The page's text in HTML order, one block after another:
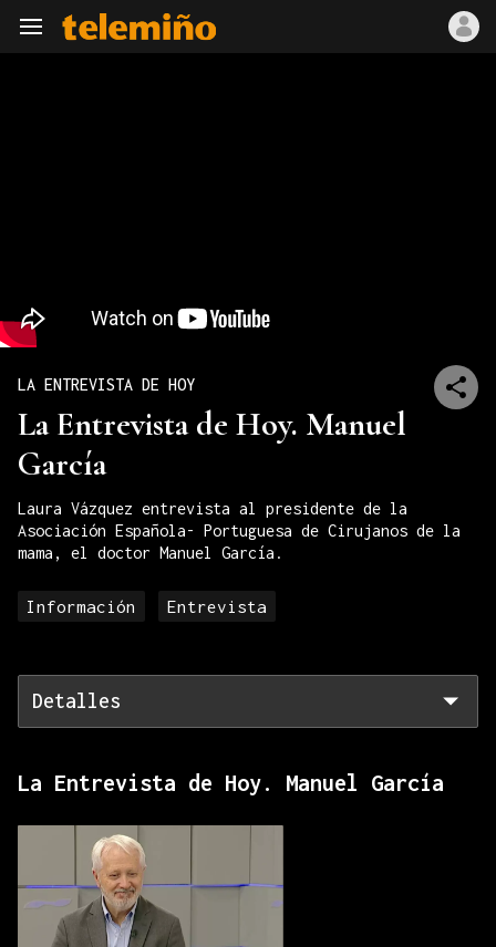
Navegación
LA ENTREVISTA DE HOY
La Entrevista de Hoy. Manuel
García
Laura Vázquez entrevista al presidente de la
Asociación Española- Portuguesa de Cirujanos de la
mama, el doctor Manuel García.
Información Entrevista
Detalles
La Entrevista de Hoy. Manuel García